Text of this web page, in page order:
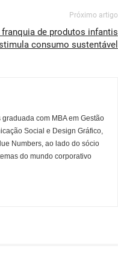
Próximo artigo
franquia de produtos infantis
consumo sustentável
com MBA em Gestão
Social e Design Gráfico,
Numbers, ao lado do sócio
do mundo corporativo